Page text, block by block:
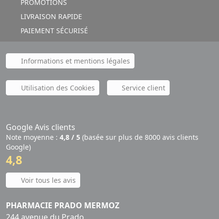
PROMOTIONS
LIVRAISON RAPIDE
PAIEMENT SÉCURISÉ
Informations et mentions légales
Utilisation des Cookies Service client
Google Avis clients
Note moyenne : 4,8 / 5 (basée sur plus de 8000 avis clients
Google)
4,8
Voir tous les avis
PHARMACIE PRADO MERMOZ